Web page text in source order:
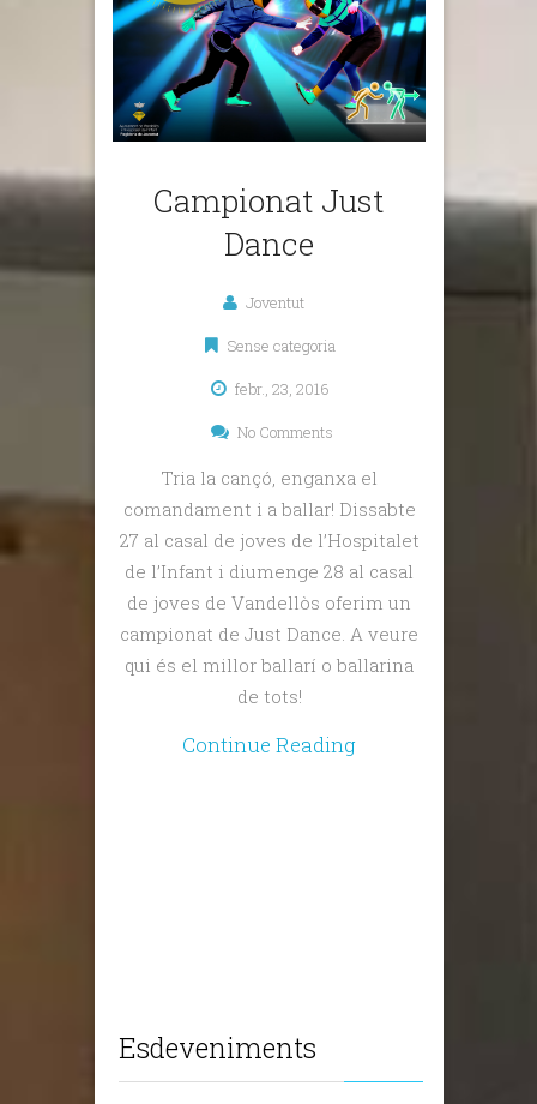
Campionat Just
Dance
Joventut
Sense categoria
febr., 23, 2016
No Comments
Tria la cançó, enganxa el
comandament i a ballar! Dissabte
27 al casal de joves de l’Hospitalet
de l’Infant i diumenge 28 al casal
de joves de Vandellòs oferim un
campionat de Just Dance. A veure
qui és el millor ballarí o ballarina
de tots!
Continue Reading
Esdeveniments